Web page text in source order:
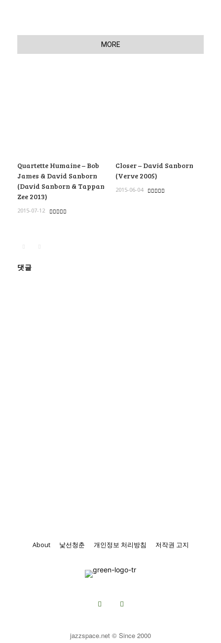
MORE
Quartette Humaine – Bob
James & David Sanborn
(David Sanborn & Tappan
Zee 2013)
2015-07-12
Closer – David Sanborn
(Verve 2005)
2015-06-04
댓글
About 낯선청춘 개인정보 처리방침 저작권 고지
jazzspace.net © Since 2000